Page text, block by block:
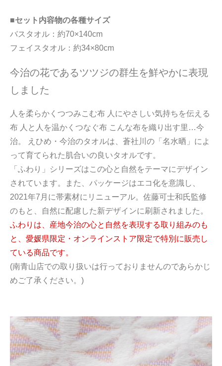
■セット内容物の各種サイズ
バスタオル：約70×140cm
フェイスタオル：約34×80cm
今治の花であるツツジの群生を鮮やかに表現
しました
人を柔らかくつつみこむ布 人にやさしい気持ちを伝える
布 人と人を温かくつなぐ布 こんな布を織り出す里…今
治。 えひめ・今治のタオルは、蒼社川の「名水晒」によ
って育てられた肌合いの良いタオルです。
「ふわり」シリーズはこの心と自然をテーマにデザイン
されています。また、パッケージはエコ化を意識し、
2021年7月に帯素材にリニューアル。佐藤可士和氏監修
のもと、自然に配慮した新デザインに刷新されました。
ふわりは、産地今治の心と自然を表現する取り組みのも
と、愛媛県限定・オンラインストア限定で特別に販売し
ている商品です。
(南青山店での取り扱いは行っておりませんのであらかじ
めご了承ください。)